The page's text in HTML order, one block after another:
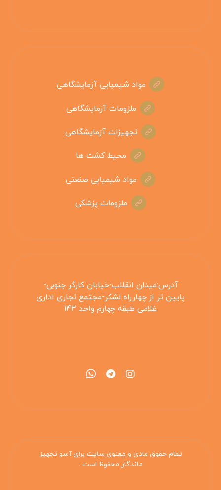
مواد شیمیایی آزمایشگاهی
ملزومات آزمایشگاهی
تجهیزات آزمایشگاهی
محیط کشت ها
مواد شیمیایی صنعتی
ملزومات پزشکی
آدرس:میدان انقلاب-خیابان کارگر جنوبی-
پایین تر از چهارراه لشکر-مجتمع تجاری اداری
غلامی طبقه چهارم واحد ۱۴۳
تمام حقوق مادی و معنوی سایت برای آسو تجهیز
ماندگار محفوظ است .